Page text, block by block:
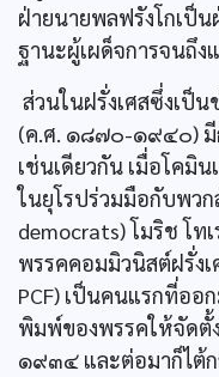
ฝ่ายนายพลฟรังโกเป็
ฐานะผู้เผด็จการจนถึ
ส่วนในฝรั่งเศสซึ่งเป็
(ค.ศ. ๑๘๗๐-๑๙๔๐) มี
เช่นเดียวกัน เมื่อโคมิ
ในยุโรปร่วมมือกับพว
democrats) โมริช โท
พรรคคอมมิวนิสต์ฝรั่งเ
PCF) เป็นคนแรกที่ออ
พิมพ์ของพรรคให้จัดตั้
๑๙๓๔ และต่อมาก็ไต้